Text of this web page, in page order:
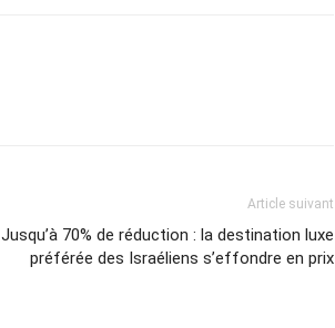
Article suivant
Jusqu’à 70% de réduction : la destination luxe
préférée des Israéliens s’effondre en prix